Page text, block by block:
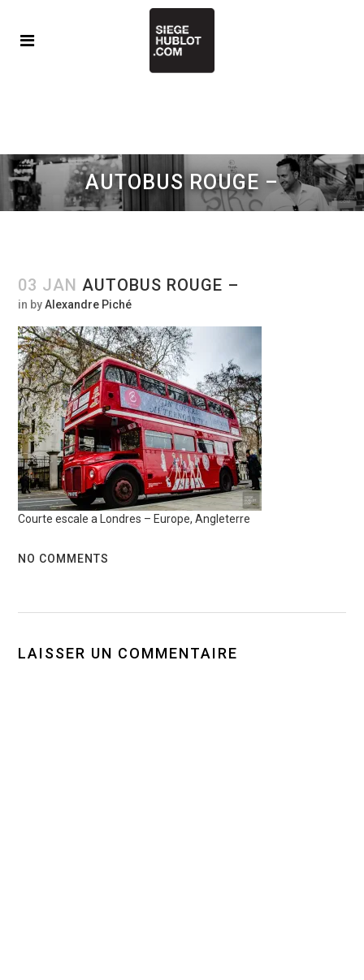
AUTOBUS ROUGE –
03 JAN AUTOBUS ROUGE –
in byAlexandre Piché
Courte escale a Londres – Europe, Angleterre
NO COMMENTS
LAISSER UN COMMENTAIRE